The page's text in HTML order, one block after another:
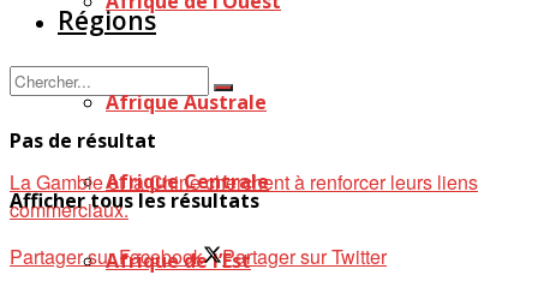
Pas de résultat
Afficher tous les résultats
Régions
Afrique Australe
Afrique Centrale
Afrique de l’Est
La Gambie et la Chine cherchent à renforcer leurs liens
commerciaux.
Partager sur Facebook
Partager sur Twitter